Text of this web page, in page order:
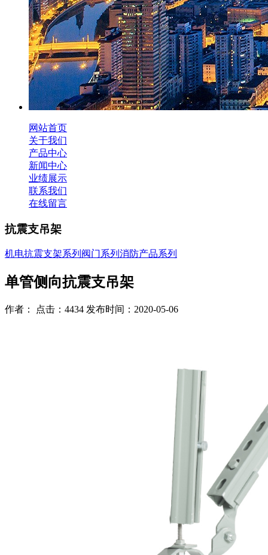
网站首页
关于我们
产品中心
新闻中心
业绩展示
联系我们
在线留言
抗震支吊架
机电抗震支架系列 阀门系列 消防产品系列
单管侧向抗震支吊架
作者： 点击：4434 发布时间：2020-05-06